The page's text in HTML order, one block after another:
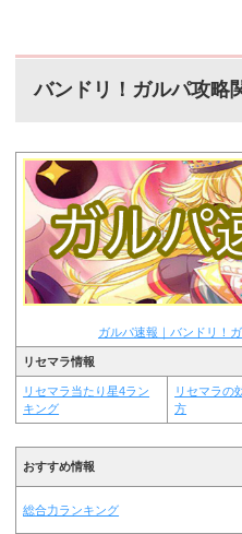
バンドリ！ガルパ攻略
ガルパ速報｜バンドリ！
リセマラ情報
リセマラ当たり星4ラン
キング
リセマラの
方
おすすめ情報
総合力ランキング